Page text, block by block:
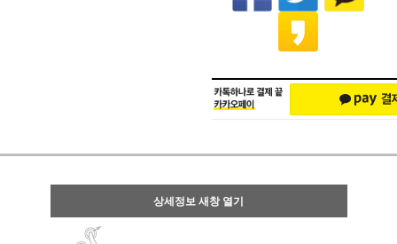
상세정보 새창 열기